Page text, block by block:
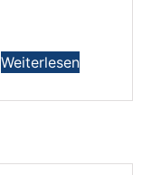
Weiterlesen